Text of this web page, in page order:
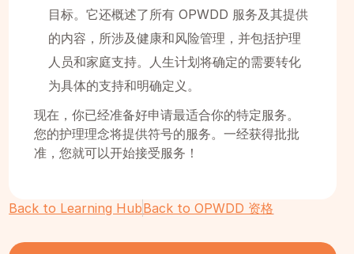
目标。它还概述了所有 OPWDD 服务及其提供
的内容，所涉及健康和风险管理，并包括护理
人员和家庭支持。人生计划将确定的需要转化
为具体的支持和明确定义。
现在，你已经准备好申请最适合你的特定服务。
您的护理理念将提供符号的服务。一经获得批批
准，您就可以开始接受服务！
Back to Learning HubBack to OPWDD 资格